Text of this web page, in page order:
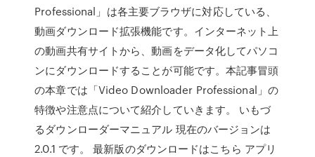
Professional」は各主要ブラウザに対応している、
動画ダウンロード拡張機能です。インターネット上
の動画共有サイトから、動画をデータ化してパソコ
ンにダウンロードすることが可能です。本記事冒頭
の本章では「Video Downloader Professional」の
特徴や注意点について紹介していきます。 いもづ
るダウンローダーマニュアル 現在のバージョンは
2.0.1 です。 最新版のダウンロードはこちら アプリ